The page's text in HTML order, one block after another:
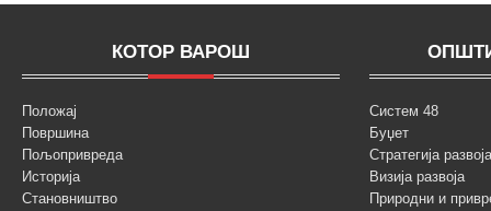
КОТОР ВАРОШ
Положај
Површина
Пољопривреда
Историја
Становништво
Систем 48
Буџет
Стратегија
Визија развоја
Природни и